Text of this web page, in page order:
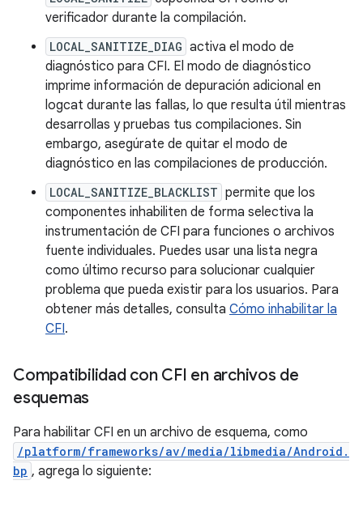
verificador durante la compilación.
LOCAL_SANITIZE_DIAG activa el modo de
diagnóstico para CFI. El modo de diagnóstico
imprime información de depuración adicional en
logcat durante las fallas, lo que resulta útil mientras
desarrollas y pruebas tus compilaciones. Sin
embargo, asegúrate de quitar el modo de
diagnóstico en las compilaciones de producción.
LOCAL_SANITIZE_BLACKLIST permite que los
componentes inhabiliten de forma selectiva la
instrumentación de CFI para funciones o archivos
fuente individuales. Puedes usar una lista negra
como último recurso para solucionar cualquier
problema que pueda existir para los usuarios. Para
obtener más detalles, consulta Cómo inhabilitar la
CFI.
Compatibilidad con CFI en archivos de
esquemas
Para habilitar CFI en un archivo de esquema, como
/platform/frameworks/av/media/libmedia/Android.
bp , agrega lo siguiente: